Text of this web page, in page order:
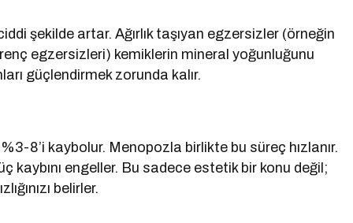
şekilde artar. Ağırlık taşıyan egzersizler (örneğin
egzersizleri) kemiklerin mineral yoğunluğunu
güçlendirmek zorunda kalır.
8’i kaybolur. Menopozla birlikte bu süreç hızlanır.
engeller. Bu sadece estetik bir konu değil;
belirler.